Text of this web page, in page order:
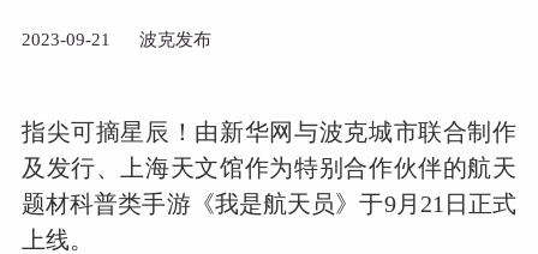
2023-09-21 波克发布
指尖可摘星辰！由新华网与波克城市联合制作
及发行、上海天文馆作为特别合作伙伴的航天
题材科普类手游《我是航天员》于9月21日正式
上线。